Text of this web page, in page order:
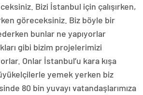
Bizi İstanbul için çalışırken,
göreceksiniz. Biz böyle bir
bunlar ne yapıyorlar
gibi bizim projelerimizi
Onlar İstanbul’u kara kışa
yemek yerken biz
80 bin yuvayı vatandaşlarımıza